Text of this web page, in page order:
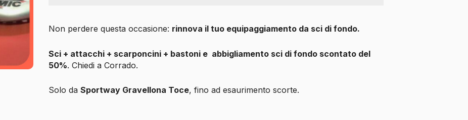
Non perdere questa occasione: rinnova il tuo equipaggiamento da sci di fondo.
Sci + attacchi + scarponcini + bastoni eabbigliamento sci di fondo scontato del
50%. Chiedi a Corrado.
Solo da Sportway Gravellona Toce, fino ad esaurimento scorte.